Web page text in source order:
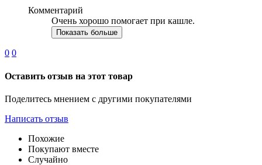
Комментарий
Очень хорошо помогает при кашле.
Показать больше
0 0
Оставить отзыв на этот товар
Поделитесь мнением с другими покупателями
Написать отзыв
Похожие
Покупают вместе
Случайно